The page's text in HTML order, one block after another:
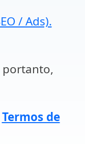
/ Ads).
portanto,
Termos de